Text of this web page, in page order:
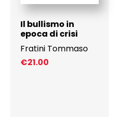
Il bullismo in
epoca di crisi
Fratini Tommaso
€21.00